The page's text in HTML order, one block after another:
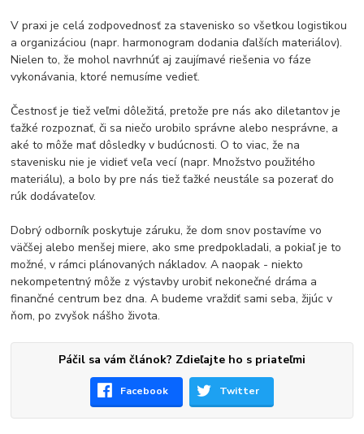
V praxi je celá zodpovednosť za stavenisko so všetkou logistikou
a organizáciou (napr. harmonogram dodania ďalších materiálov).
Nielen to, že mohol navrhnúť aj zaujímavé riešenia vo fáze
vykonávania, ktoré nemusíme vedieť.
Čestnosť je tiež veľmi dôležitá, pretože pre nás ako diletantov je
ťažké rozpoznať, či sa niečo urobilo správne alebo nesprávne, a
aké to môže mať dôsledky v budúcnosti. O to viac, že na
stavenisku nie je vidieť veľa vecí (napr. Množstvo použitého
materiálu), a bolo by pre nás tiež ťažké neustále sa pozerať do
rúk dodávateľov.
Dobrý odborník poskytuje záruku, že dom snov postavíme vo
väčšej alebo menšej miere, ako sme predpokladali, a pokiaľ je to
možné, v rámci plánovaných nákladov. A naopak - niekto
nekompetentný môže z výstavby urobiť nekonečné dráma a
finančné centrum bez dna. A budeme vraždiť sami seba, žijúc v
ňom, po zvyšok nášho života.
Páčil sa vám článok? Zdieľajte ho s priateľmi
Facebook Twitter